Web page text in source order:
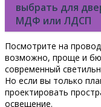
выбрать для
МДФ или ЛДСП
Посмотрите на
возможно, проще и
современный
Но если вы только
проектировать
освещение.